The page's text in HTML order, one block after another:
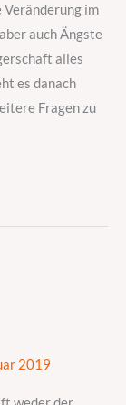
im
auch Ängste
alles
es danach
Fragen zu
2019